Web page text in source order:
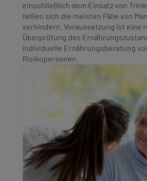
einschließlich dem Einsatz von
ließen sich die meisten Fälle von
verhindern. Voraussetzung ist eine
Überprüfung des
individuelle Ernährungsberatung
Risikopersonen.